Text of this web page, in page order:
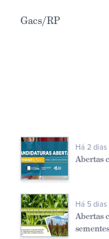
Gacs/RP
Há 2 dias
Abertas
Há 5 dias
Abertas